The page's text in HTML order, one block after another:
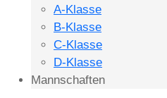
A-Klasse
B-Klasse
C-Klasse
D-Klasse
Mannschaften